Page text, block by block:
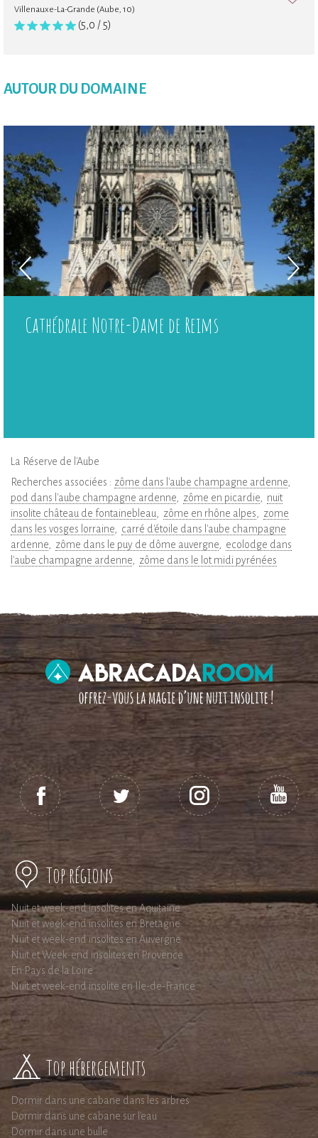
Villenauxe-La-Grande (Aube, 10)
(5,0 / 5)
AUTOUR DU DOMAINE
Cathédrale Notre-Dame de Reims
La Réserve de l'Aube
Recherches associées : zôme dans l'aube champagne ardenne
pod dans l'aube champagne ardenne
zôme en picardie
nuit
insolite château de fontainebleau
zôme en rhône alpes
zome
dans les vosges lorraine
carré d'étoile dans l'aube champagne
ardenne
zôme dans le puy de dôme auvergne
ecolodge dans
l'aube champagne ardenne
zôme dans le lot midi pyrénées
Top régions
Nuit et week-end insolites en Aquitaine
Nuit et week-end insolites en Bretagne
Nuit et week-end insolites en Auvergne
Nuit et Week-end insolites en Provence
En Pays de la Loire
Nuit et week-end insolite en Ile-de-France
Top hébergements
Dormir dans une cabane dans les arbres
Dormir dans une cabane sur l'eau
Dormir dans une bulle